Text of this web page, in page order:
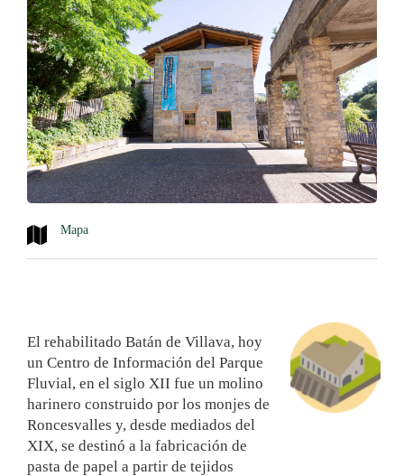
Mapa
El rehabilitado Batán de Villava, hoy
un Centro de Información del Parque
Fluvial, en el siglo XII fue un molino
harinero construido por los monjes de
Roncesvalles y, desde mediados del
XIX, se destinó a la fabricación de
pasta de papel a partir de tejidos